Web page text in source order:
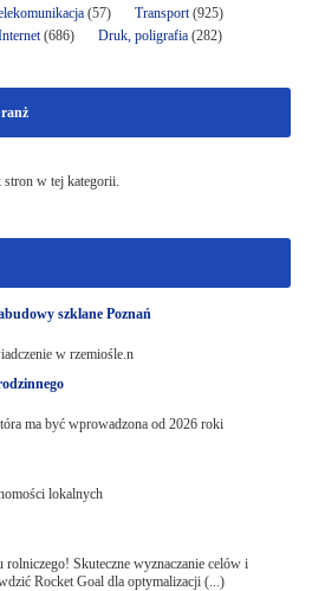
(57) Transport(925)
(686) Druk, poligrafia(282)
stron w tej kategorii.
szklane Poznań
w rzemiośle.n
ma być wprowadzona od 2026 roki
lokalnych
rolniczego! Skuteczne wyznaczanie celów i
Rocket Goal dla optymalizacji (...)